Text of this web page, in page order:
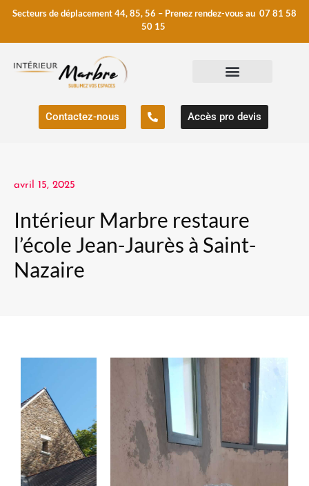
Secteurs de déplacement 44, 85, 56 – Prenez rendez-vous au 07 81 58
50 15
Contactez-nous Accès pro devis
avril 15, 2025
Intérieur Marbre restaure
l’école Jean-Jaurès à Saint-
Nazaire